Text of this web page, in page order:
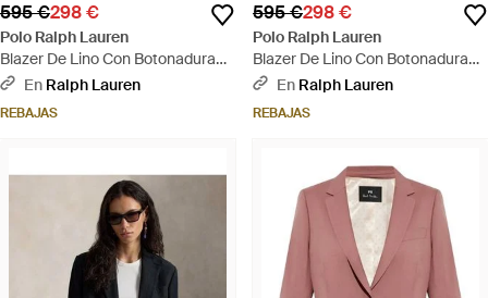
595 €298 €
Polo Ralph Lauren
Blazer De Lino Con Botonadura
Sencilla - Gris
En Ralph Lauren
REBAJAS
595 €298 €
Polo Ralph Lauren
Blazer De Lino Con Botonadura
Sencilla - Verde
En Ralph Lauren
REBAJAS